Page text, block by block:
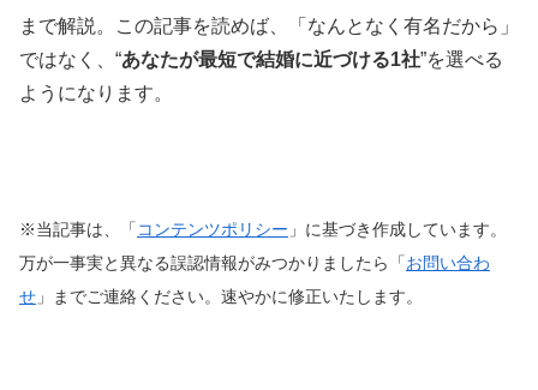
まで解説。この記事を読めば、「なんとなく有名だから」
ではなく、“あなたが最短で結婚に近づける1社”を選べる
ようになります。
※当記事は、「 コンテンツポリシー 」に基づき作成しています。
万が一事実と異なる誤認情報がみつかりましたら「お問い合わ
せ 」までご連絡ください。速やかに修正いたします。